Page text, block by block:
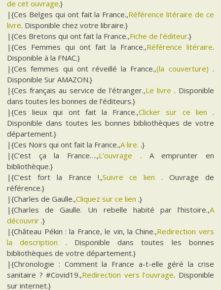
de cet ouvrage.}
|{Ces Belges qui ont fait la France.,Référence litéraire de ce
livre. Disponible chez votre libraire.}
|{Ces Bretons qui ont fait la France.,Fiche de l’éditeur.}
|{Ces Femmes qui ont fait la France.,Référence litéraire.
Disponible à la FNAC.}
|{Ces femmes qui ont réveillé la France.,(la couverture) .
Disponible Sur AMAZON.}
|{Ces français au service de l’étranger.,Le livre . Disponible
dans toutes les bonnes de l’éditeurs.}
|{Ces lieux qui ont fait la France.,Clicker sur ce lien .
Disponible dans toutes les bonnes bibliothèques de votre
département.}
|{Ces Noirs qui ont fait la France.,A lire. .}
|{C’est ça la France….,L’ouvrage . A emprunter en
bibliothèque.}
|{C’est fort la France !.,Suivre ce lien . Ouvrage de
référence.}
|{Charles de Gaulle.,Cliquez sur ce lien .}
|{Charles de Gaulle. Un rebelle habité par l’histoire.,A
découvrir .}
|{Château Pékin : la France, le vin, la Chine.,Redirection vers
la description . Disponible dans toutes les bonnes
bibliothèques de votre département.}
|{Chronologie : Comment la France a-t-elle géré la crise
sanitaire ? #Covid19.,Redirection vers l’ouvrage. Disponible
sur internet.}